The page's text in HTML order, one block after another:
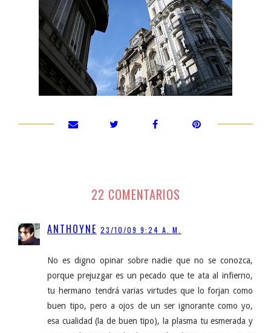
22 COMENTARIOS
ANTHOYNE 23/10/09 9:24 A. M.
No es digno opinar sobre nadie que no se conozca,
porque prejuzgar es un pecado que te ata al infierno,
tu hermano tendrá varias virtudes que lo forjan como
buen tipo, pero a ojos de un ser ignorante como yo,
esa cualidad (la de buen tipo), la plasma tu esmerada y